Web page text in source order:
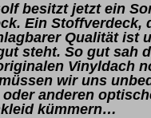
besitzt jetzt ein
Ein Stoffverdeck,
Qualität ist
steht. So gut sah
Vinyldach
wir uns
oder anderen
kümmern…